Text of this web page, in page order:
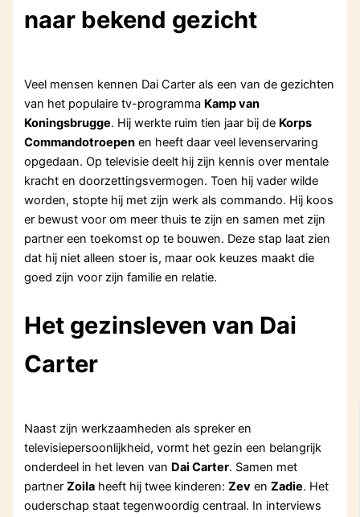
naar bekend gezicht
Veel mensen kennen Dai Carter als een van de gezichten
van het populaire tv-programma Kamp van
Koningsbrugge. Hij werkte ruim tien jaar bij de Korps
Commandotroepen en heeft daar veel levenservaring
opgedaan. Op televisie deelt hij zijn kennis over mentale
kracht en doorzettingsvermogen. Toen hij vader wilde
worden, stopte hij met zijn werk als commando. Hij koos
er bewust voor om meer thuis te zijn en samen met zijn
partner een toekomst op te bouwen. Deze stap laat zien
dat hij niet alleen stoer is, maar ook keuzes maakt die
goed zijn voor zijn familie en relatie.
Het gezinsleven van Dai
Carter
Naast zijn werkzaamheden als spreker en
televisiepersoonlijkheid, vormt het gezin een belangrijk
onderdeel in het leven van Dai Carter. Samen met
partnerZoila heeft hij twee kinderen:Zev enZadie. Het
ouderschap staat tegenwoordig centraal. In interviews